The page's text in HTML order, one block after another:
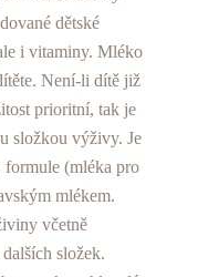
dětské
i vitaminy. Mléko
Není-li dítě již
prioritní, tak je
složkou výživy. Je
formule (mléka pro
mlékem.
včetně
složek.